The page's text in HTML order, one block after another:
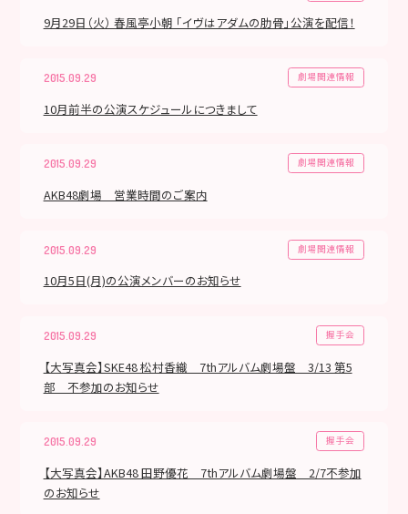
9月29日（火） 春風亭小朝 「イヴはアダムの肋骨」公演を配信！
2015.09.29 劇場関連情報
10月前半の公演スケジュールにつきまして
2015.09.29 劇場関連情報
AKB48劇場 営業時間のご案内
2015.09.29 劇場関連情報
10月5日(月)の公演メンバーのお知らせ
2015.09.29 握手会
【大写真会】SKE48 松村香織 7thアルバム劇場盤 3/13 第5
部 不参加のお知らせ
2015.09.29 握手会
【大写真会】AKB48 田野優花 7thアルバム劇場盤 2/7不参加
のお知らせ